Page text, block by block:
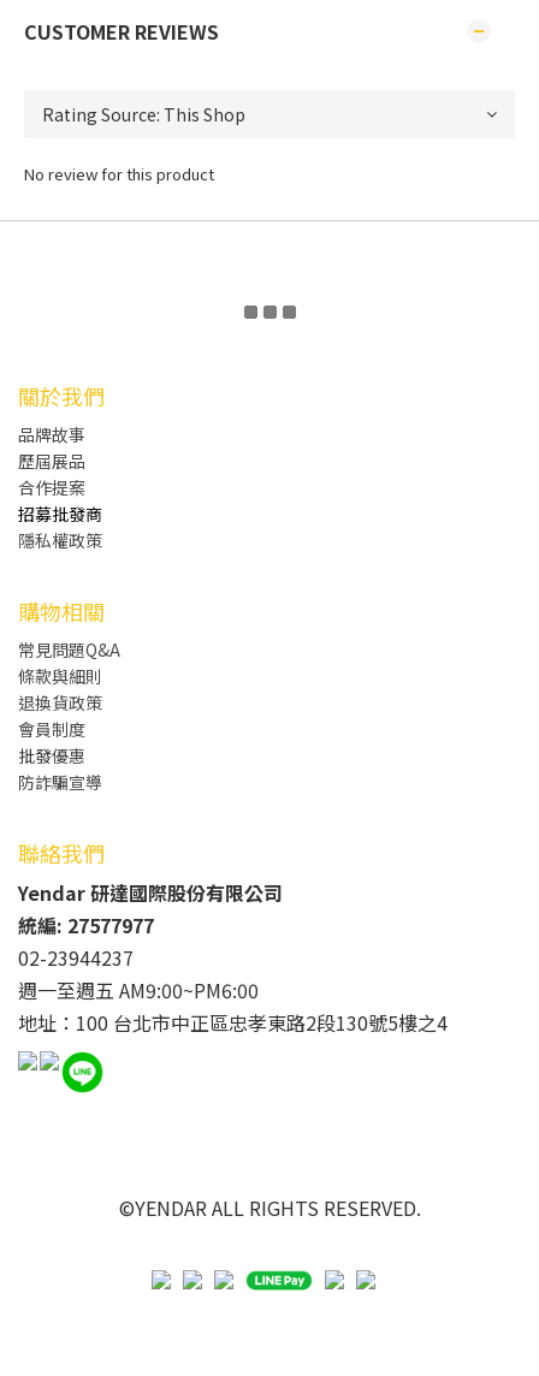
CUSTOMER REVIEWS
No review for this product
關於我們
品牌故事
歷屆展品
合作提案
招募批發商
隱私權政策
購物相關
常見問題Q&A
條款與細則
退換貨政策
會員制度
批發優惠
防詐騙宣導
聯絡我們
Yendar 研達國際股份有限公司
統編: 27577977
02-23944237
週一至週五 AM9:00~PM6:00
地址：100 台北市中正區忠孝東路2段130號5樓之4
©YENDAR ALL RIGHTS RESERVED.